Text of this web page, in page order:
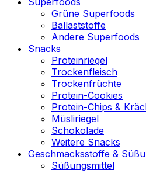
Grüne Superfoods
Ballaststoffe
Andere Superfoods
Snacks
Proteinriegel
Trockenfleisch
Trockenfrüchte
Protein-Cookies
Protein-Chips &
Müsliriegel
Schokolade
Weitere Snacks
Geschmacksstoffe &
Süßungsmittel